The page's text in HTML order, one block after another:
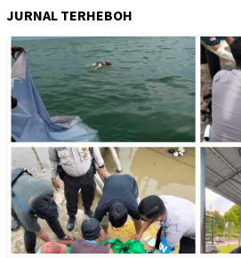
JURNAL TERHEBOH